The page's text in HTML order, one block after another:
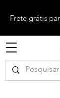
Frete grátis